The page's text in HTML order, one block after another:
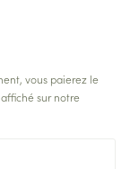
vous paierez le
sur notre